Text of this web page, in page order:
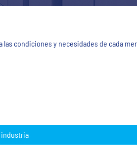
condiciones y necesidades de cada